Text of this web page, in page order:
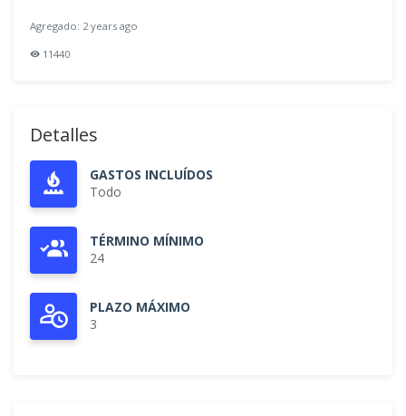
Agregado: 2 years ago
11440
Detalles
GASTOS INCLUÍDOS
Todo
TÉRMINO MÍNIMO
24
PLAZO MÁXIMO
3